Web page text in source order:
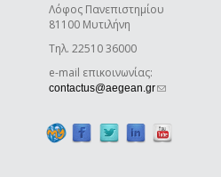
Λόφος Πανεπιστημίου
81100 Μυτιλήνη
Τηλ. 22510 36000
e-mail επικοινωνίας:
contactus@aegean.gr(link sends